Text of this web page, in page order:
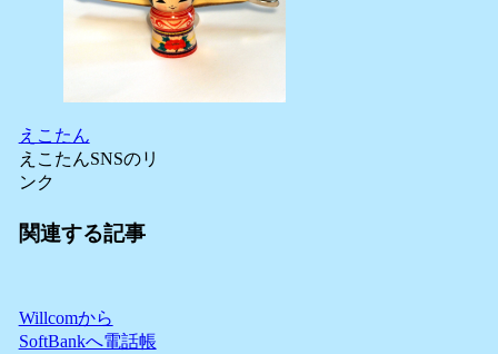
えこたん
えこたんSNSのリ
ンク
関連する記事
Willcomから
SoftBankへ電話帳